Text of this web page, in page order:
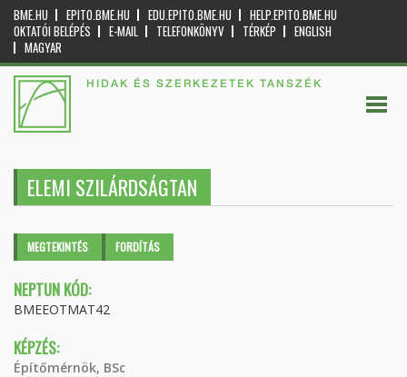
BME.HU EPITO.BME.HU EDU.EPITO.BME.HU
HELP.EPITO.BME.HU
OKTATÓI BELÉPÉS
E-MAIL TELEFONKÖNYV TÉRKÉP
ENGLISH
MAGYAR
HIDAK ÉS SZERKEZETEK TANSZÉK
ELEMI SZILÁRDSÁGTAN
Elsődleges fülek
MEGTEKINTÉS (AKTÍVFORDÍTÁS
NEPTUN KÓD:
BMEEOTMAT42
KÉPZÉS:
Építőmérnök, BSc